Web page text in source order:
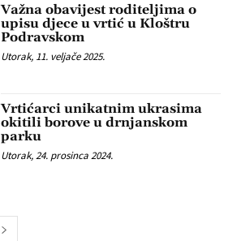
Važna obavijest roditeljima o
upisu djece u vrtić u Kloštru
Podravskom
Utorak, 11. veljače 2025.
Vrtićarci unikatnim ukrasima
okitili borove u drnjanskom
parku
Utorak, 24. prosinca 2024.